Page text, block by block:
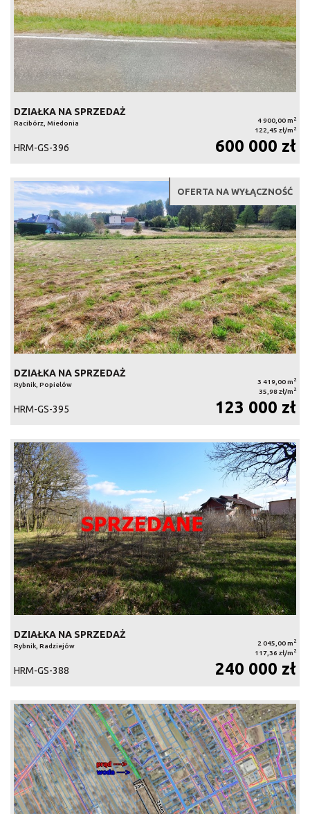
DZIAŁKA NA SPRZEDAŻ
Racibórz, Miedonia 4 900,00 m 2
122,45 zł/m 2
HRM-GS-396 600 000 zł
OFERTA NA WYŁĄCZNOŚĆ
DZIAŁKA NA SPRZEDAŻ
Rybnik, Popielów 3 419,00 m 2
35,98 zł/m 2
HRM-GS-395 123 000 zł
DZIAŁKA NA SPRZEDAŻ
Rybnik, Radziejów 2 045,00 m 2
117,36 zł/m 2
HRM-GS-388 240 000 zł